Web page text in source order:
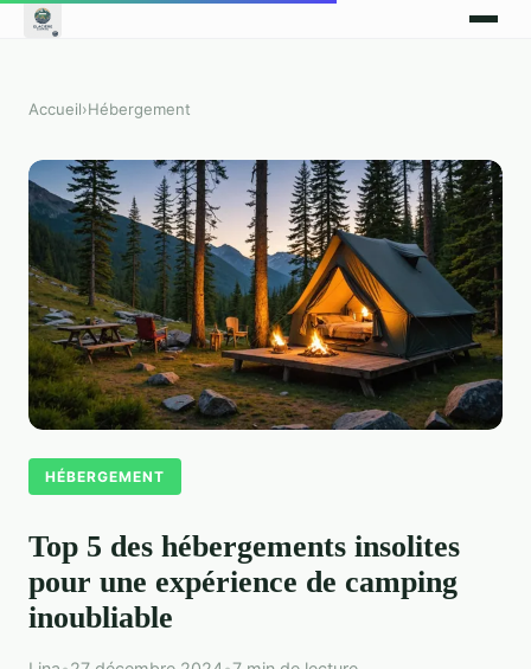
Accueil›Hébergement
HÉBERGEMENT
Top 5 des hébergements insolites
pour une expérience de camping
inoubliable